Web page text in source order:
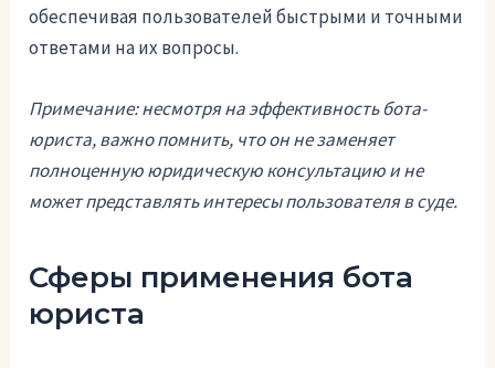
обеспечивая пользователей быстрыми и точными
ответами на их вопросы.
Примечание: несмотря на эффективность бота-
юриста, важно помнить, что он не заменяет
полноценную юридическую консультацию и не
может представлять интересы пользователя в суде.
Сферы применения бота
юриста